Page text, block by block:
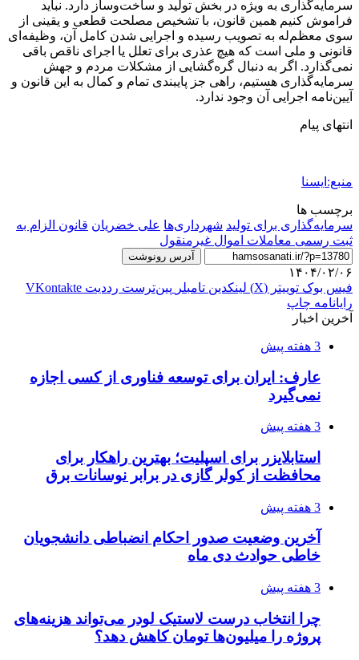
سرمایه‌گذاری به ویژه در بخش تولید و ساخت‌وساز دارد. نباید
فراموش کنیم همین قانون، با تشخیص مصلحت قطعی و یقینی از
سوی معظم‌له به تصویب رسیده و اجرایی شدن کامل آن، وظیفه‌ای
قانونی و ملی است که هیچ عذری برای تعلل یا اجرای ناقص باقی
نمی‌گذارد. اگر به دنبال گره‌گشایی از مشکلات مردم و جهش
سرمایه‌گذاری هستیم، راهی جز پایبندی تمام و کمال به این قانون و
آیین‌نامه اجرایی آن وجود ندارد.
انتهای پیام
منبع:ایسنا
برچسب ها
سرمایه‌گذاری برای تولید شهرداری‌ها علی خضریان قانون الزام به
ثبت رسمی معاملات اموال غیرمنقول
آدرس رونوشت
۱۴۰۴/۰۲/۰۶
فیس بوک توییتر (X) لینکدین ‫تامبلر ‫پین‌ترست ‫رددیت ‫VKontakte
رایانامه چاپ
آخرین اخبار
3 هفته پیش
عارف: ایران برای توسعه فناوری از کسی اجازه
نمی‌گیرد
3 هفته پیش
استابلایزر برای اسپلیت؛ بهترین راهکار برای
محافظت از کولر گازی در برابر نوسانات برق
3 هفته پیش
آخرین وضعیت صدور احکام انضباطی دانشجویان
خاطی حوادث دی ماه
3 هفته پیش
چرا انتخاب درست لاستیک لودر می‌تواند هزینه‌های
پروژه را میلیون‌ها تومان کاهش دهد؟